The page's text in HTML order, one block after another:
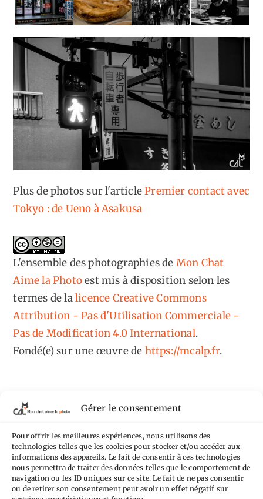
Gérer le consentement
Pour offrir les meilleures expériences, nous utilisons des
technologies telles que les cookies pour stocker et/ou accéder aux
informations des appareils. Le fait de consentir à ces technologies
nous permettra de traiter des données telles que le comportement de
navigation ou les ID uniques sur ce site. Le fait de ne pas consentir
ou de retirer son consentement peut avoir un effet négatif sur
Plus de photos sur l'articlePremier contact avec
Tokyo : de Ueno à Asakusa
L'ensemble des photographiesde Mon Chat
Aime la Photoest mis à disposition selon les
termes de lalicence Creative Commons
Attribution - Pas d'Utilisation Commerciale -
Pas de Modification 4.0 International.
Fondé(e) sur une œuvre de https://mcalp.fr.
Tags
AilleursAimez-vous bordelAllemagne Andorre
Anti tourismeBarBelgiqueBurgerChat